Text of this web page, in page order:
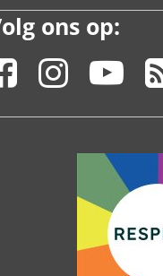
ons op: